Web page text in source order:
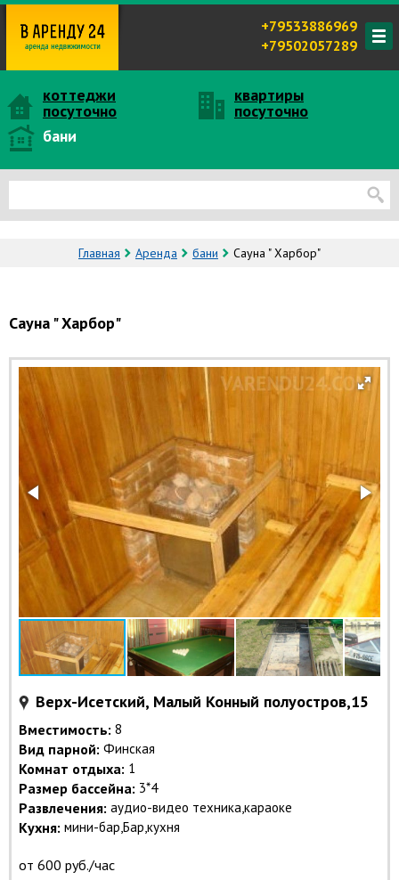
+79533886969
+79502057289
коттеджи
посуточно
квартиры
посуточно
бани
Главная Аренда бани Сауна " Харбор"
Сауна " Харбор"
Верх-Исетский, Малый Конный полуостров,15
Вместимость: 8
Вид парной: Финская
Комнат отдыха: 1
Размер бассейна: 3*4
Развлечения: аудио-видео техника,караоке
Кухня: мини-бар,Бар,кухня
от 600 руб./час